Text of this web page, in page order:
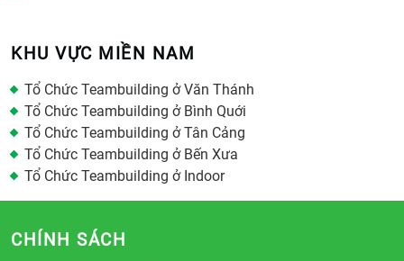
KHU VỰC MIỀN NAM
Tổ Chức Teambuilding ở Văn Thánh
Tổ Chức Teambuilding ở Bình Quới
Tổ Chức Teambuilding ở Tân Cảng
Tổ Chức Teambuilding ở Bến Xưa
Tổ Chức Teambuilding ở Indoor
CHÍNH SÁCH